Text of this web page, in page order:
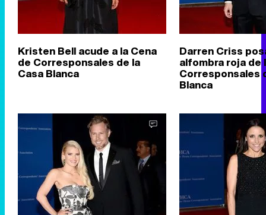
Kristen Bell acude a la Cena
de Corresponsales de la
Casa Blanca
Darren Criss
alfombra roja de
Corresponsales
Blanca